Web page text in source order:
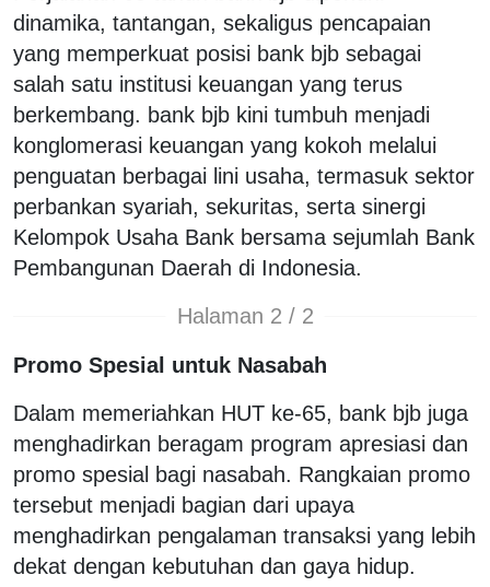
dinamika, tantangan, sekaligus pencapaian
yang memperkuat posisi bank bjb sebagai
salah satu institusi keuangan yang terus
berkembang. bank bjb kini tumbuh menjadi
konglomerasi keuangan yang kokoh melalui
penguatan berbagai lini usaha, termasuk sektor
perbankan syariah, sekuritas, serta sinergi
Kelompok Usaha Bank bersama sejumlah Bank
Pembangunan Daerah di Indonesia.
Halaman 2 / 2
Promo Spesial untuk Nasabah
Dalam memeriahkan HUT ke-65, bank bjb juga
menghadirkan beragam program apresiasi dan
promo spesial bagi nasabah. Rangkaian promo
tersebut menjadi bagian dari upaya
menghadirkan pengalaman transaksi yang lebih
dekat dengan kebutuhan dan gaya hidup.